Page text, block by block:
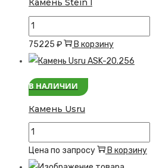
Камень Stein l
Количество
товара
Камень
l
75225 ₽ В корзину
В НАЛИЧИИ
Камень Usru
Количество
товара
Камень
Цена по запросу В корзину